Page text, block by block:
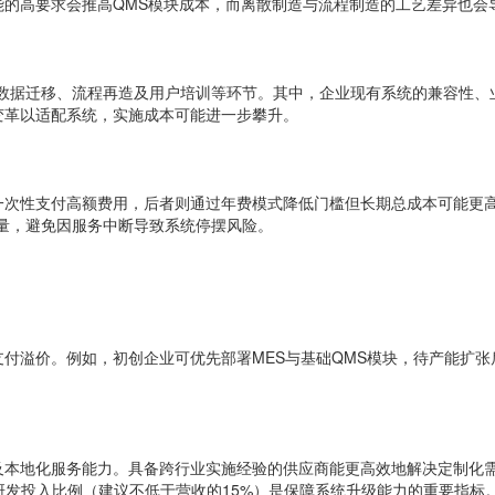
迁移、流程再造及用户培训等环节。其中，企业现有系统的兼容性
以适配系统，实施成本可能进一步攀升。
性支付高额费用，后者则通过年费模式降低门槛但长期总成本可能
避免因服务中断导致系统停摆风险。
溢价。例如，初创企业可优先部署MES与基础QMS模块，待产能扩
地化服务能力。具备跨行业实施经验的供应商能更高效地解决定制
投入比例（建议不低于营收的15%）是保障系统升级能力的重要指标